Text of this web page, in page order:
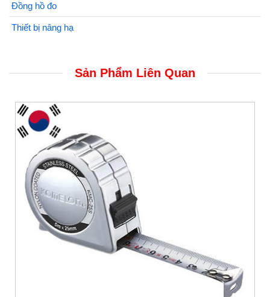
Đồng hồ đo
Thiết bị nâng hạ
Sản Phẩm Liên Quan